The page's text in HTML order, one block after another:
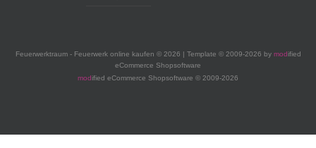
Feuerwerktraum - Feuerwerk online kaufen © 2026 | Template © 2009-2026 by modified
eCommerce Shopsoftware
modified eCommerce Shopsoftware © 2009-2026